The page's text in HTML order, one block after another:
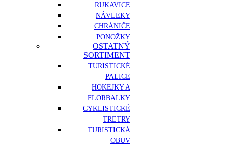
RUKAVICE
NÁVLEKY
CHRÁNIČE
PONOŽKY
OSTATNÝ
SORTIMENT
TURISTICKÉ
PALICE
HOKEJKY A
FLORBALKY
CYKLISTICKÉ
TRETRY
TURISTICKÁ
OBUV